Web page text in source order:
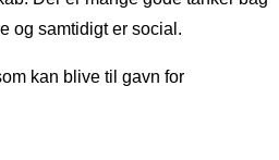
og samtidigt er social.
kan blive til gavn for